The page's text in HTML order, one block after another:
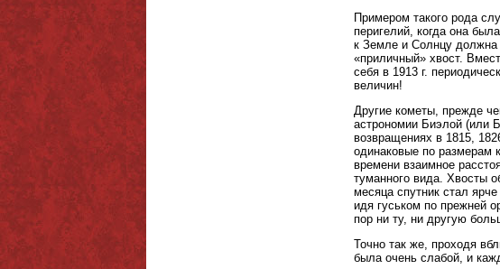
Примером такого рода
перигелий, когда она
к Земле и Солнцу должна
«приличный» хвост.
себя в 1913 г.
величин!
Другие кометы, прежде
астрономии Биэлой (или
возвращениях в 1815,
одинаковые по размерам
времени взаимное
туманного вида. Хвосты
месяца спутник стал
идя гуськом по прежней
пор ни ту, ни другую
Точно так же, проходя
была очень слабой, и